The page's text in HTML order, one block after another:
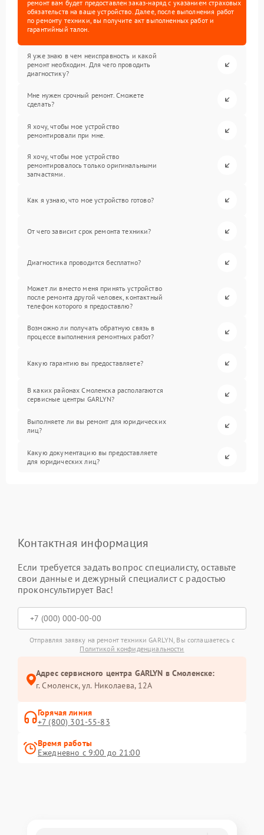
ремонт вам будет предоставлен заказ-наряд с указанием страховых
обязательств на ваше устройство. Далее, после выполнения работ
по ремонту техники, вы получите акт выполненных работ и
гарантийный талон.
Я уже знаю в чем неисправность и какой
ремонт необходим. Для чего проводить
диагностику?
Мне нужен срочный ремонт. Сможете
сделать?
Я хочу, чтобы мое устройство
ремонтировали при мне.
Я хочу, чтобы мое устройство
ремонтировалось только оригинальными
запчастями.
Как я узнаю, что мое устройство готово?
От чего зависит срок ремонта техники?
Диагностика проводится бесплатно?
Может ли вместо меня принять устройство
после ремонта другой человек, контактный
телефон которого я предоставлю?
Возможно ли получать обратную связь в
процессе выполнения ремонтных работ?
Какую гарантию вы предоставляете?
В каких районах Смоленска располагаются
сервисные центры GARLYN?
Выполняете ли вы ремонт для юридических
лиц?
Какую документацию вы предоставляете
для юридических лиц?
Контактная информация
Если требуется задать вопрос специалисту, оставьте
свои данные и дежурный специалист с радостью
проконсультирует Вас!
Отправляя заявку на ремонт техники GARLYN, Вы соглашаетесь с
Политикой конфиденциальности
Адрес сервисного центра GARLYN в Смоленске:
г. Смоленск, ул. Николаева, 12А
Горячая линия
+7 (800) 301-55-83
Время работы
Ежедневно с 9:00 до 21:00